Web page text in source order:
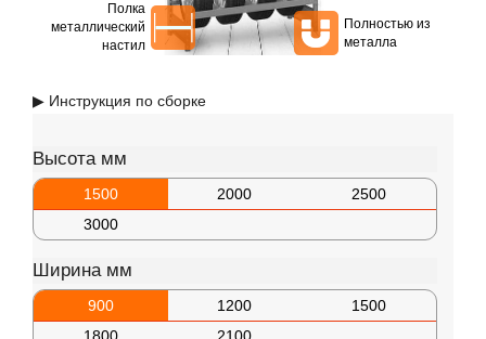
Полка
металлический
настил
Полностью из
металла
▶ Инструкция по сборке
Высота мм
1500 2000
2500
3000
Ширина мм
900 1200
1500